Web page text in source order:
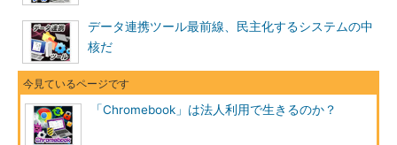
データ連携ツール最前線、民主化するシステムの中
核だ
「Chromebook」は法人利用で生きるのか？